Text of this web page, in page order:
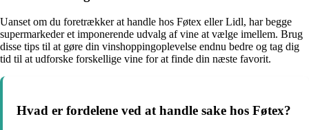
Uanset om du foretrækker at handle hos Føtex eller Lidl, har begge
supermarkeder et imponerende udvalg af vine at vælge imellem. Brug
disse tips til at gøre din vinshoppingoplevelse endnu bedre og tag dig
tid til at udforske forskellige vine for at finde din næste favorit.
Hvad er fordelene ved at handle sake hos Føtex?